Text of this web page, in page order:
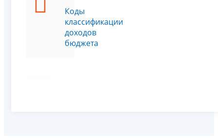
Коды
классификации
доходов
бюджета